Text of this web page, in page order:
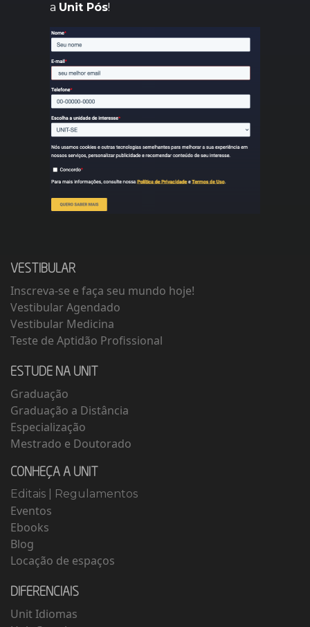
a Unit Pós!
VESTIBULAR
Inscreva-se e faça seu mundo hoje!
Vestibular Agendado
Vestibular Medicina
Teste de Aptidão Profissional
ESTUDE NA UNIT
Graduação
Graduação a Distância
Especialização
Mestrado e Doutorado
CONHEÇA A UNIT
Editais Regulamentos
Eventos
Ebooks
Blog
Locação de espaços
DIFERENCIAIS
Unit Idiomas